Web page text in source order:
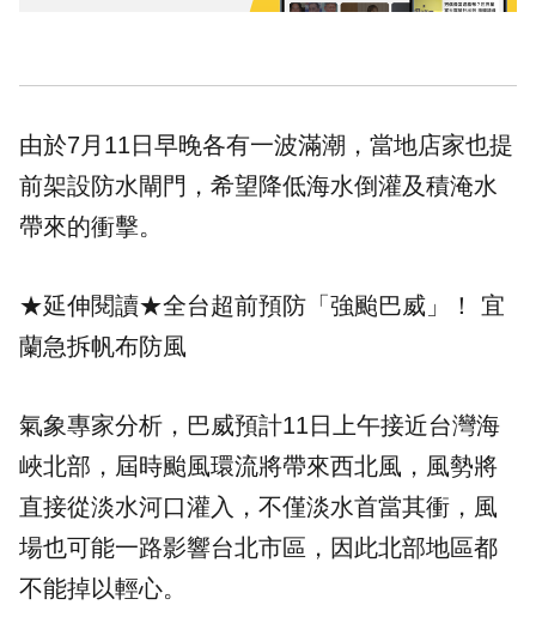
由於7月11日早晚各有一波滿潮 ，當地店家也提
前架設防水閘門，希望降低海水倒灌及積淹水
帶來的衝擊。
★延伸閱讀★全台超前預防「強颱巴威」！ 宜
蘭急拆帆布防風
氣象專家分析，巴威預計11日上午接近台灣海
峽北部，屆時颱風環流將帶來西北風，風勢將
直接從淡水河口灌入，不僅淡水首當其衝，風
場也可能一路影響台北市區，因此北部地區都
不能掉以輕心。